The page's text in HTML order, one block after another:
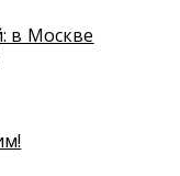
в Москве